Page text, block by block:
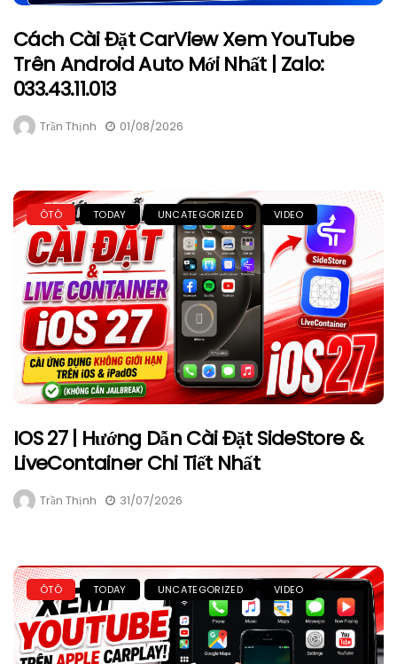
Cách Cài Đặt CarView Xem YouTube
Trên Android Auto Mới Nhất | Zalo:
033.43.11.013
Trần Thịnh 01/08/2026
ÔTÔ TODAY UNCATEGORIZED VIDEO
IOS 27 | Hướng Dẫn Cài Đặt SideStore &
LiveContainer Chi Tiết Nhất
Trần Thịnh 31/07/2026
ÔTÔ TODAY UNCATEGORIZED VIDEO